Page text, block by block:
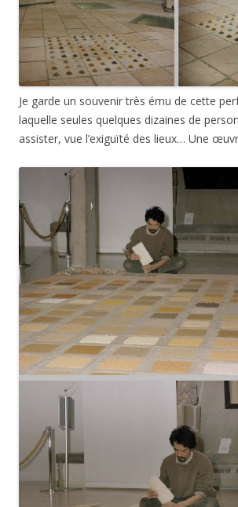
Je garde un souvenir très ému de cette
laquelle seules quelques dizaines de
assister, vue l’exiguïté des lieux… Une